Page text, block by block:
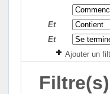
Et
Et
Ajouter un